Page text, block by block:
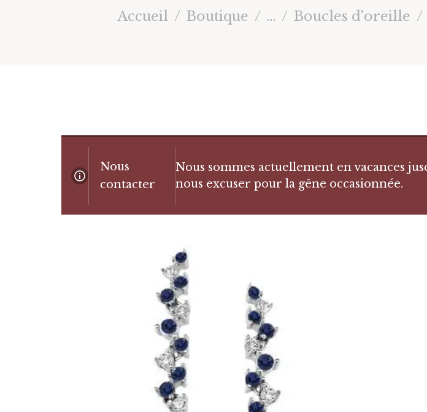
Accueil Boutique ... Boucles d'oreille
Nous
contacter
Nous sommes actuellement en vacances
nous excuser pour la gêne occasionnée.